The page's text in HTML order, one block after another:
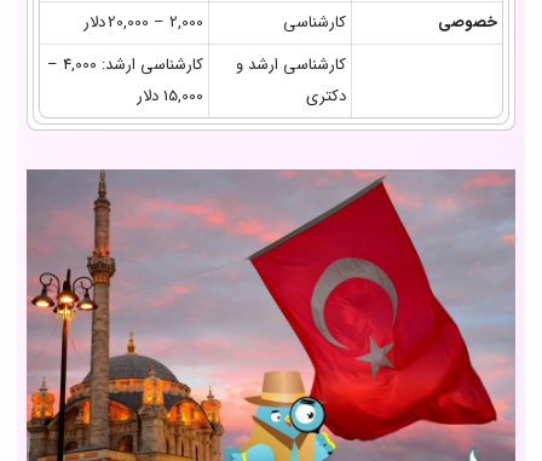
خصوصی کارشناسی
2,000 – 20,000 دلار
کارشناسی ارشد و
دکتری
کارشناسی ارشد: 4,000 –
15,000 دلار